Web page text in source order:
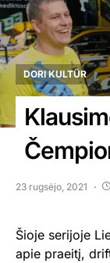
DORI KULTÜR
23 rugsėjo, 2021
Šioje serijoje
apie praeitį,